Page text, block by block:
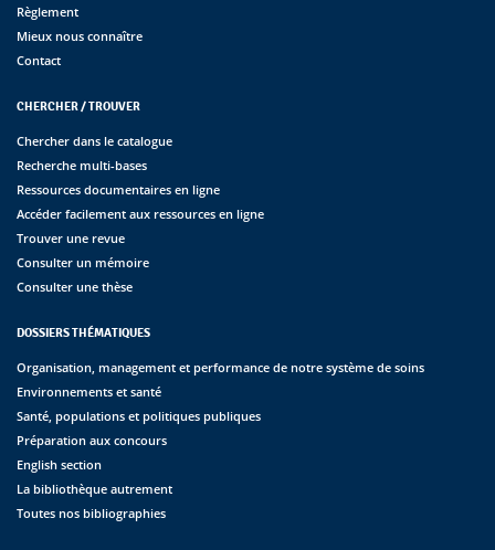
Règlement
Mieux nous connaître
Contact
CHERCHER / TROUVER
Chercher dans le catalogue
Recherche multi-bases
Ressources documentaires en ligne
Accéder facilement aux ressources en ligne
Trouver une revue
Consulter un mémoire
Consulter une thèse
DOSSIERS THÉMATIQUES
Organisation, management et performance de notre système de soins
Environnements et santé
Santé, populations et politiques publiques
Préparation aux concours
English section
La bibliothèque autrement
Toutes nos bibliographies